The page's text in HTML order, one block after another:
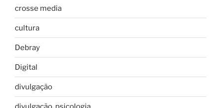
crosse media
cultura
Debray
Digital
divulgação